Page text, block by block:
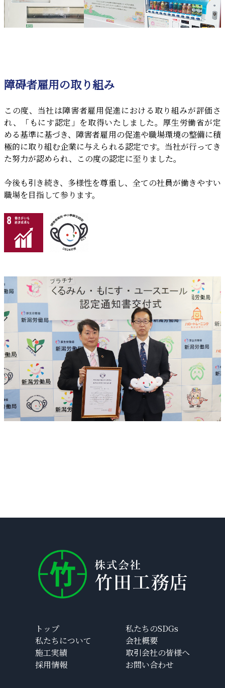
障碍者雇用の取り組み
この度、当社は障害者雇用促進における取り組みが評価さ
れ、「もにす認定」を取得いたしました。厚生労働省が定
める基準に基づき、障害者雇用の促進や職場環境の整備に積
極的に取り組む企業に与えられる認定です。当社が行ってき
た努力が認められ、この度の認定に至りました。
今後も引き続き、多様性を尊重し、全ての社員が働きやすい
職場を目指して参ります。
トップ
私たちについて
施工実績
採用情報
私たちのSDGs
会社概要
取引会社の皆様へ
お問い合わせ